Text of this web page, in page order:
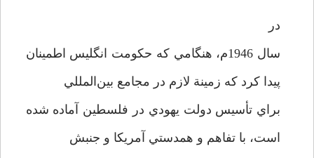
در
سال 1946‌م، هنگامي كه حكومت انگليس اطمينان
پيدا كرد كه زمينة لازم در مجامع بين‌المللي
براي تأسيس دولت يهودي در فلسطين آماده شده
است، با تفاهم و همدستي آمريكا و جنبش